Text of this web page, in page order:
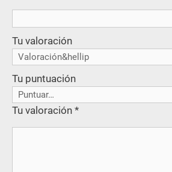
Tu valoración
Tu puntuación
Tu valoración *